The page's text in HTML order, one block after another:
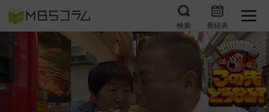
検索 番組表
番組コラムから探す
日曜日の初耳学 復習編
3分で読める！『ザ・リー
ダー』たちの泣き笑い
もう一度楽しむプレバト